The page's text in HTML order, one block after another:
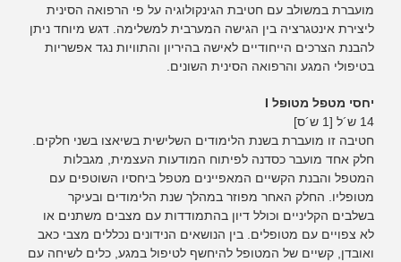
מועברת במשולב עם חטיבת הגינקולוגיה על פי הרפואה הסינית
ליצירת אינטגרציה בין הגישה המערבית למשלימה. דגש מיוחד ניתן
להבנת הצרכים הייחודיים לאישה בהיריון והתוויות נגד אפשריות
בטיפולי המגע והרפואה הסינית השונים.
יחסי מטפל מטופל I
14 ש´ל [1 ש´ס]
חטיבה זו מועברת בשנת הלימודים השלישית בשיאצו בשני חלקים.
חלק אחד מועבר כסדנה לפיתוח המודעות העצמית, מגבלות
המטפל והבנת הקשיים המאפיינים מטפל ביחסיו השוטפים עם
מטופליו. החלק האחר מפוזר במהלך שנת הלימודים ובעיקר
בשלבים הקליניים וכולל דיון בהתמודדות עם מצבים משתנים או
לא צפויים עם מטופלים. בין הנושאים הנידונים נכללים מצבי כאב
ואובדן, קשיים של המטופל להיחשף לטיפול במגע, כלים לשיחה עם